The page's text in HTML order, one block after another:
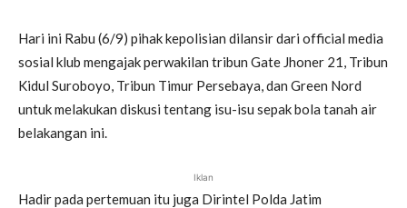
Hari ini Rabu (6/9) pihak kepolisian dilansir dari official media
sosial klub mengajak perwakilan tribun Gate Jhoner 21, Tribun
Kidul Suroboyo, Tribun Timur Persebaya, dan Green Nord
untuk melakukan diskusi tentang isu-isu sepak bola tanah air
belakangan ini.
Iklan
Hadir pada pertemuan itu juga Dirintel Polda Jatim